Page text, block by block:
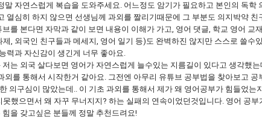
말 자연스럽게 복습을 도와주세요. 어느정도 암기가 필요하고 본인의 독
열심히 하지 않으면 선생님께 과외를 짤리기때문에 그 부분도 의지박약
를 본다면 자막과 같이 보면 내용이 이해가 가고, 영어 댓글, 학교 영어 교
제, 외국인 친구들과 메세지, 영어 일기 등)도 완벽하진 않지만 스스로 쓸수
력과 자신감이 생긴게 너무 좋아요.
는 외국 살다보면 영어가 자연스럽게 늘수있는 지름길이 있다고 생각했
외를 통해서 시작한거 같아요. 그전엔 아무리 유튜브 공부법을 찾아보고
의구심이 많았는데.. 이 기초 과외를 통해서 제가 왜 영어공부가 힘들었
했으면서 왜 자꾸 무너지지? 하는 실패의 연속이었던것입니다. 영어 공
을 갖고싶은 분들께 정말 추천드려요!